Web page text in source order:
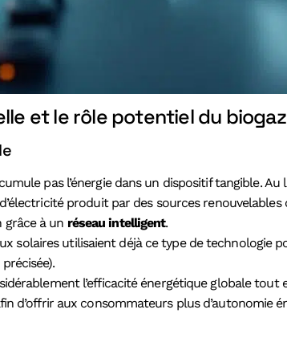
et le rôle potentiel du biogaz
pas l’énergie dans un dispositif tangible.
produit par des sources
grâce à un réseau intelligent.
solaires utilisaient déjà ce type de
l’efficacité énergétique globale tout
d’offrir aux consommateurs plus d’autonomie